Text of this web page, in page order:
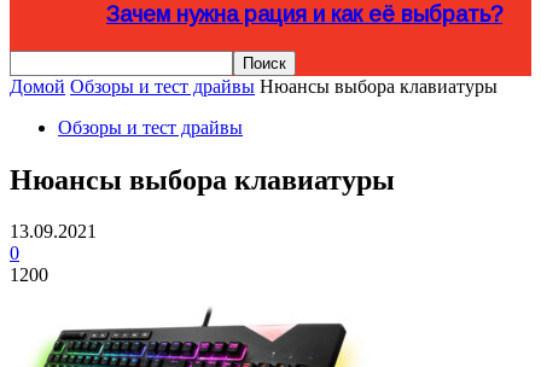
Зачем нужна рация и как её выбрать?
Домой Обзоры и тест драйвы Нюансы выбора клавиатуры
Обзоры и тест драйвы
Нюансы выбора клавиатуры
13.09.2021
0
1200